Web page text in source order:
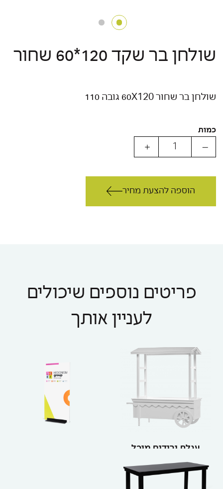
שולחן בר שקד 120*60 שחור
שולחן בר שחור 60X120 גובה 110
כמות
הוספה להצעת מחיר
פריטים נוספים שיכולים
לעניין אותך
עגלת ירידים מיכל